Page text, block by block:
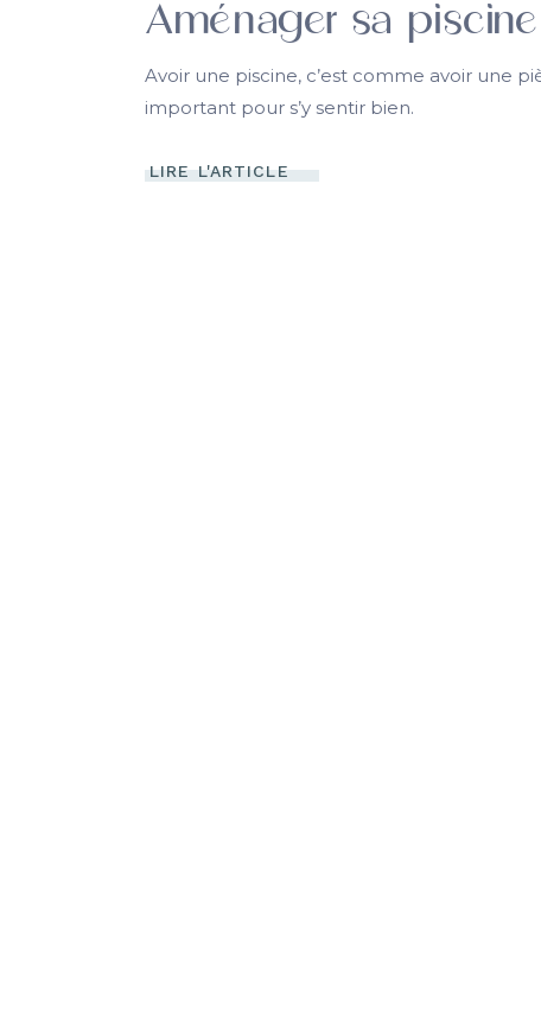
Aménager sa piscine
Avoir une piscine, c’est comme avoir une
important pour s’y sentir bien.
LIRE L'ARTICLE